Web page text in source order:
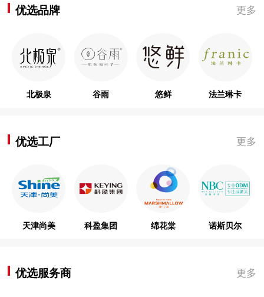
优选品牌 更多
北极泉 谷雨 悠鲜 法兰琳卡
优选工厂 更多
天津尚美 科盈集团 绵花棠 诺斯贝尔
优选服务商 更多